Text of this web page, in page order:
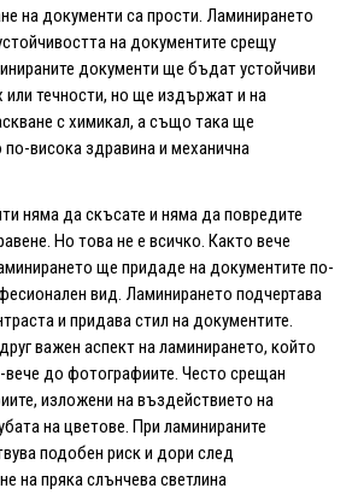
на документи са прости. Ламинирането
на документите срещу
документи ще бъдат устойчиви
или течности, но ще издържат и на
с химикал, а също така ще
висока здравина и механична
няма да скъсате и няма да повредите
Но това не е всичко. Както вече
ще придаде на документите по-
вид. Ламинирането подчертава
и придава стил на документите.
важен аспект на ламинирането, който
вече до фотографиите. Често срещан
изложени на въздействието на
на цветове. При ламинираните
подобен риск и дори след
на пряка слънчева светлина